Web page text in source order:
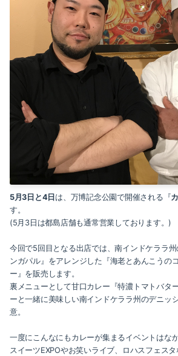
2019-10（1）
2019-08（2）
2019-07（1）
2019-06（1）
2019-04（1）
2019-01（1）
2018-10（1）
2018-08（1）
2018-03（2）
2018-01（2）
2017-11（1）
2017-08（2）
5月3日と4日 は、万博記念公園で開催される『
す。
(5月3日は都島店舗も通常営業しております。)
今回で5回目となる出店では、南インドケララ
ンガパル』をアレンジした『海老とあんこうの
ー』を販売します。
裏メニューとして甘口カレー『特濃トマトバタ
ーと一緒に美味しい南インドケララ州のデニッ
意。
一度にこんなにもカレーが集まるイベントはな
スイーツEXPOやお笑いライブ、ロハスフェス